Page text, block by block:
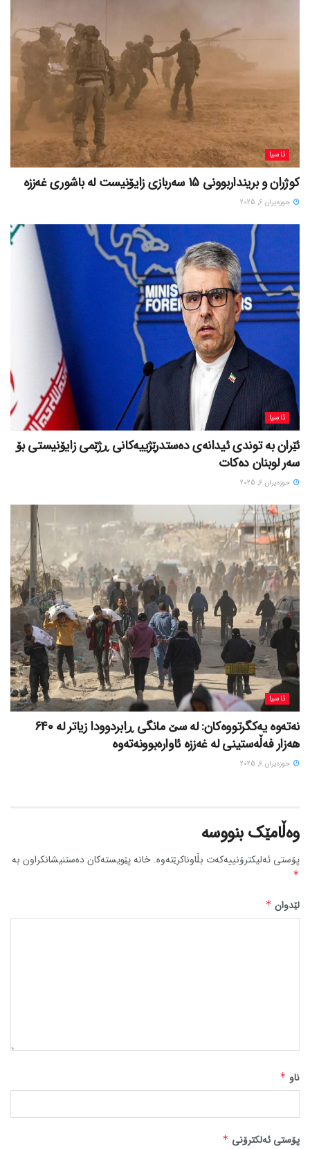
ئاسیا
کوژران و برینداربوونی 15 سەربازی زایۆنیست لە باشوری غەززە
حوزه‌یران 6, 2025
ئاسیا
ئێران بە توندی ئیدانەی دەستدرێژییەکانی ڕژێمی زایۆنیستی بۆ
سەر لوبنان دەکات
حوزه‌یران 6, 2025
ئاسیا
نەتەوە یەکگرتووەکان: لە سێ مانگی ڕابردوودا زیاتر لە 640
هەزار فەڵەستینی لە غەززە ئاوارەبوونەتەوە
حوزه‌یران 6, 2025
وەڵامێک بنووسە
پۆستی ئەلیکترۆنییەکەت بڵاوناکرێتەوە. خانە پێویستەکان دەستنیشانکراون بە
*
لێدوان *
ناو *
پۆستی ئەلکترۆنی *